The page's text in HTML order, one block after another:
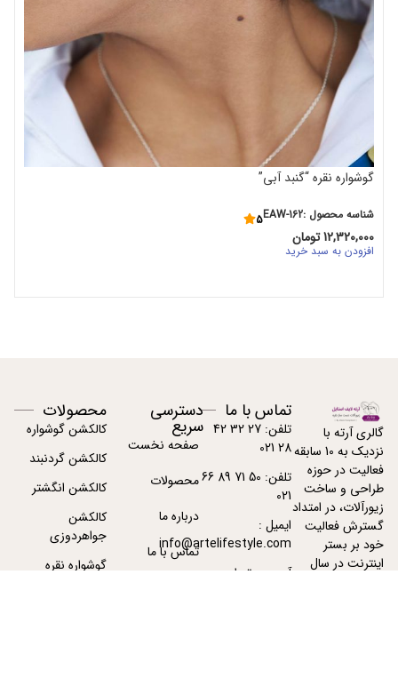
گوشواره نقره “گنبد آبی”
شناسه محصول :EAW-162 5
12,320,000تومان
افزودن به سبد خرید
گالری آرته با
نزدیک به 10 سابقه
فعالیت در حوزه
طراحی و ساخت
زیورآلات، در امتداد
گسترش فعالیت
خود بر بستر
اینترنت در سال
تماس با ما
تلفن: 27 32 42
28 021
تلفن: 50 71 89 66
021
ایمیل :
info@artelifestyle.com
آدرس : تهران -
دسترسی
سریع
صفحه نخست
محصولات
درباره ما
تماس با ما
محصولات
کالکشن گوشواره
کالکشن گردنبند
کالکشن انگشتر
کالکشن
جواهردوزی
گوشواره نقره